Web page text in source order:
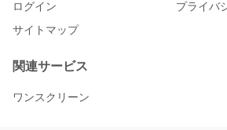
ログイン
プライバ
サイトマップ
関連サービス
ワンスクリーン